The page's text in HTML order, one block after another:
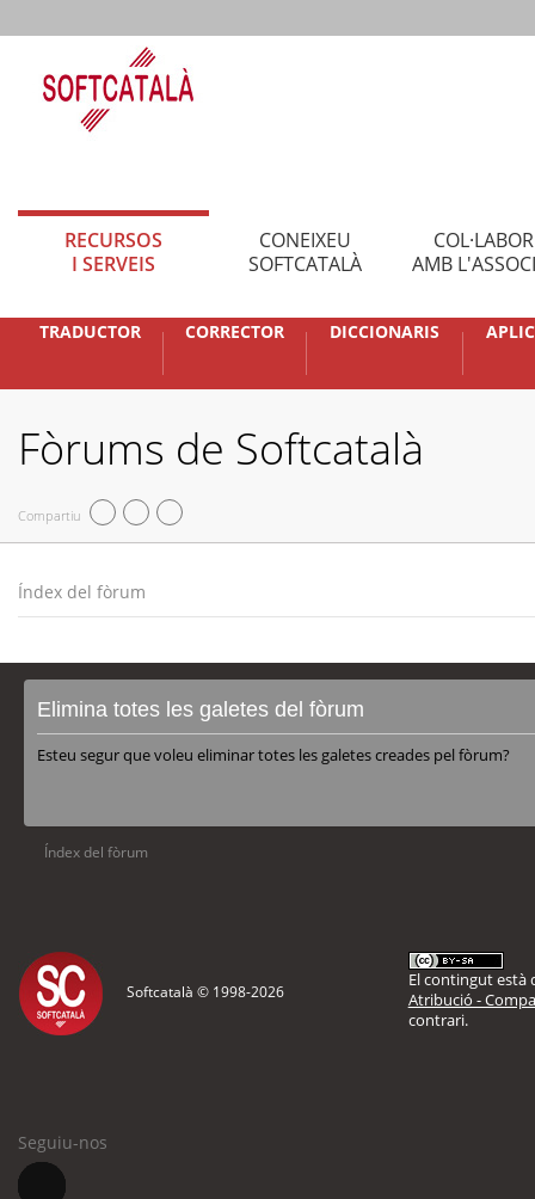
RECURSOS
I SERVEIS
CONEIXEU
SOFTCATALÀ
AMB
TRADUCTOR CORRECTOR DICCIONARIS
Fòrums de Softcatalà
Compartiu
Índex del fòrum
Elimina totes les galetes del fòrum
Esteu segur que voleu eliminar totes les galetes creades pel fòrum?
Índex del fòrum
Softcatalà © 1998-2026
El contingut està
Atribució -
contrari.
Seguiu-nos